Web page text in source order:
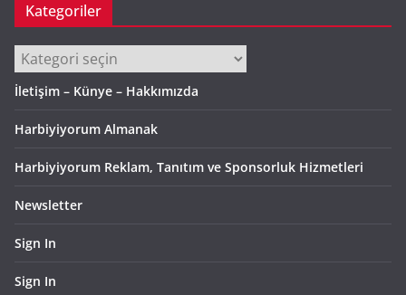
Kategoriler
Kategoriler
İletişim – Künye – Hakkımızda
Harbiyiyorum Almanak
Harbiyiyorum Reklam, Tanıtım ve Sponsorluk Hizmetleri
Newsletter
Sign In
Sign In